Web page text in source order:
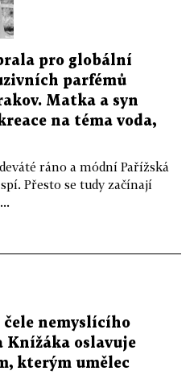
pro globální
parfémů
Matka a syn
na téma voda,
ráno a módní Pařížská
Přesto se tudy začínají
nemyslícího
Knížáka oslavuje
kterým umělec